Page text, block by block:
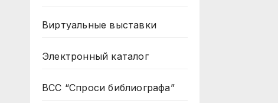
Виртуальные выставки
Электронный каталог
ВСС “Спроси библиографа”